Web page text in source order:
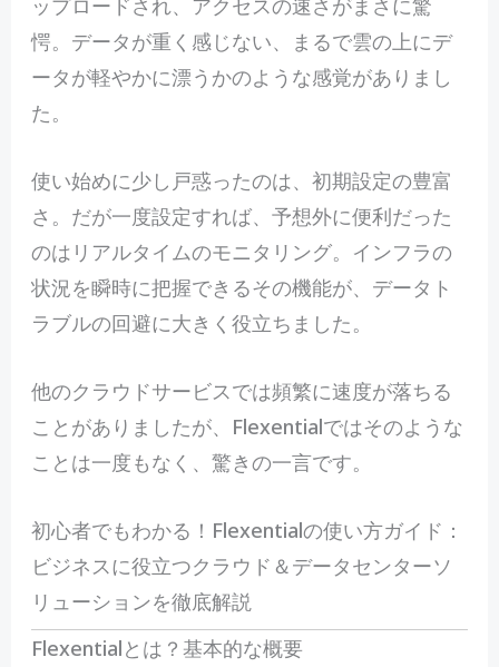
ップロードされ、アクセスの速さがまさに驚
愕。データが重く感じない、まるで雲の上にデ
ータが軽やかに漂うかのような感覚がありまし
た。
使い始めに少し戸惑ったのは、初期設定の豊富
さ。だが一度設定すれば、予想外に便利だった
のはリアルタイムのモニタリング。インフラの
状況を瞬時に把握できるその機能が、データト
ラブルの回避に大きく役立ちました。
他のクラウドサービスでは頻繁に速度が落ちる
ことがありましたが、Flexentialではそのような
ことは一度もなく、驚きの一言です。
初心者でもわかる！Flexentialの使い方ガイド：
ビジネスに役立つクラウド＆データセンターソ
リューションを徹底解説
Flexentialとは？基本的な概要